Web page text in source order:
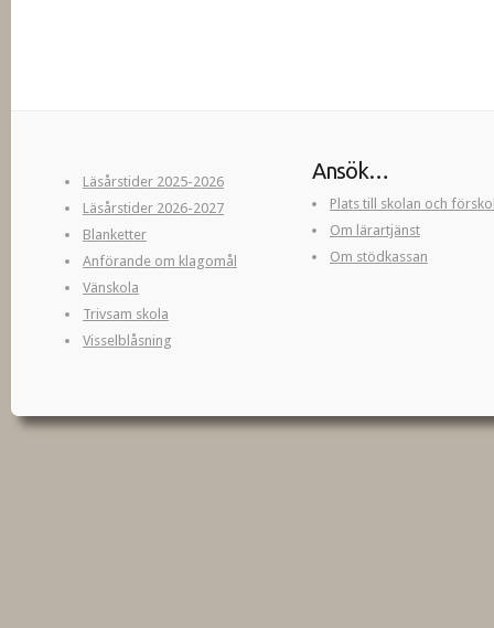
Läsårstider 2025-2026
Läsårstider 2026-2027
Blanketter
Anförande om klagomål
Vänskola
Trivsam skola
Visselblåsning
Ansök…
Plats till skolan och
Om lärartjänst
Om stödkassan